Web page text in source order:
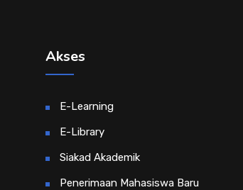
Akses
E-Learning
E-Library
Siakad Akademik
Penerimaan Mahasiswa Baru